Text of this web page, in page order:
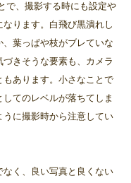
で、撮影する時にも設定や
ります。白飛び黒潰れし
葉っぱや枝がブレていな
きそうな要素も、カメラ
あります。小さなことで
てのレベルが落ちてしま
に撮影時から注意してい
く、良い写真と良くない